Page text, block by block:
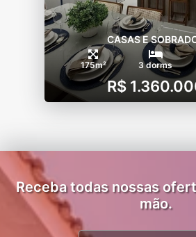
CASAS E
175m² 3 dorms
R$
Receba todas nossas
mão.